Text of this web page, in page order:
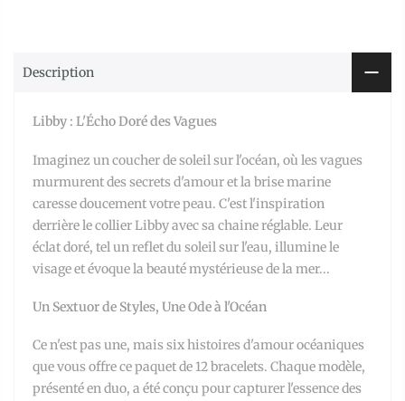
Description
Libby : L'Écho Doré des Vagues
Imaginez un coucher de soleil sur l'océan, où les vagues
murmurent des secrets d'amour et la brise marine
caresse doucement votre peau. C'est l'inspiration
derrière le collier Libby avec sa chaine réglable. Leur
éclat doré, tel un reflet du soleil sur l'eau, illumine le
visage et évoque la beauté mystérieuse de la mer...
Un Sextuor de Styles, Une Ode à l'Océan
Ce n'est pas une, mais six histoires d'amour océaniques
que vous offre ce paquet de 12 bracelets. Chaque modèle,
présenté en duo, a été conçu pour capturer l'essence des